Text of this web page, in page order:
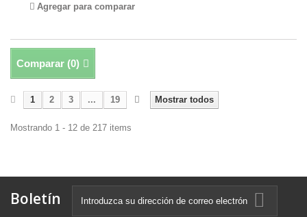
Agregar para comparar
Comparar (0)
Mostrar todos
1 2 3 ... 19
Mostrando 1 - 12 de 217 items
Boletín